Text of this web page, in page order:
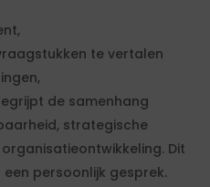
te vertalen
de samenhang
strategische
Dit
persoonlijk gesprek.